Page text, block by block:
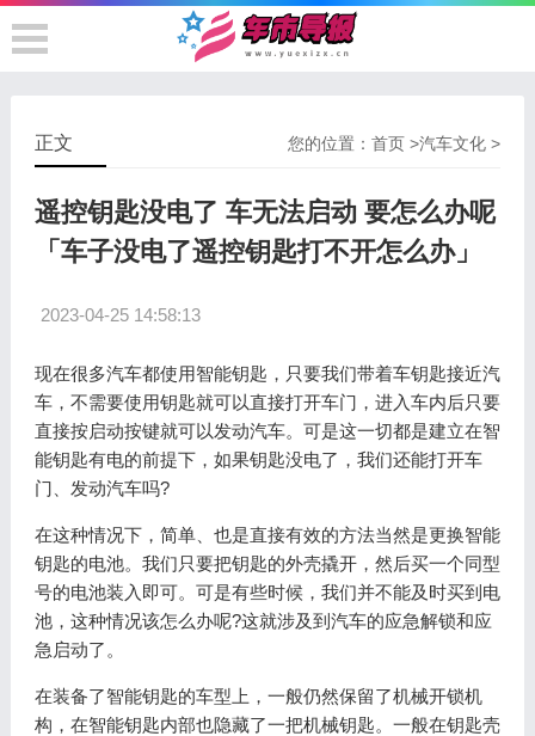
您的位置：首页 >汽车文化 >
正文
遥控钥匙没电了 车无法启动 要怎么办呢
「车子没电了遥控钥匙打不开怎么办」
2023-04-25 14:58:13
现在很多汽车都使用智能钥匙，只要我们带着车钥匙接近汽
车，不需要使用钥匙就可以直接打开车门，进入车内后只要
直接按启动按键就可以发动汽车。可是这一切都是建立在智
能钥匙有电的前提下，如果钥匙没电了，我们还能打开车
门、发动汽车吗?
在这种情况下，简单、也是直接有效的方法当然是更换智能
钥匙的电池。我们只要把钥匙的外壳撬开，然后买一个同型
号的电池装入即可。可是有些时候，我们并不能及时买到电
池，这种情况该怎么办呢?这就涉及到汽车的应急解锁和应
急启动了。
在装备了智能钥匙的车型上，一般仍然保留了机械开锁机
构，在智能钥匙内部也隐藏了一把机械钥匙。一般在钥匙壳